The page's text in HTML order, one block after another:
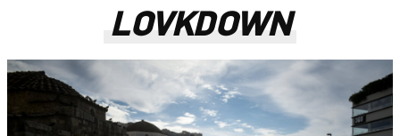
LOVKDOWN